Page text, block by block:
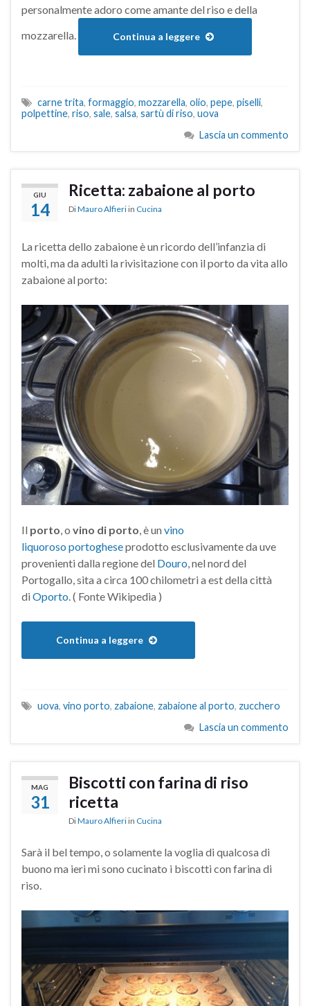
personalmente adoro come amante del riso e della
mozzarella.
Continua a leggere
carne trita, formaggio, mozzarella, olio, pepe, piselli,
polpettine, riso, sale, salsa, sartù di riso, uova
Lascia un commento
GIU
14
Ricetta: zabaione al porto
DiMauro Alfieri in Cucina
La ricetta dello zabaione è un ricordo dell’infanzia di
molti, ma da adulti la rivisitazione con il porto da vita allo
zabaione al porto:
Il porto, o vino di porto, è un vino
liquoroso portogheseprodotto esclusivamente da uve
provenienti dalla regione del Douro, nel nord del
Portogallo, sita a circa 100 chilometri a est della città
di Oporto. ( Fonte Wikipedia )
Continua a leggere
uova, vino porto, zabaione, zabaione al porto, zucchero
Lascia un commento
MAG
31
Biscotti con farina di riso
ricetta
DiMauro Alfieri in Cucina
Sarà il bel tempo, o solamente la voglia di qualcosa di
buono ma ieri mi sono cucinato i biscotti con farina di
riso.